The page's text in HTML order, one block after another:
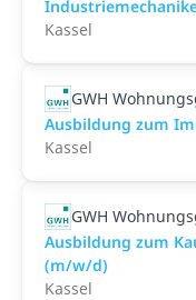
Kassel
GWH
Ausbildung zum
Kassel
GWH
Ausbildung zum
(m/w/d)
Kassel